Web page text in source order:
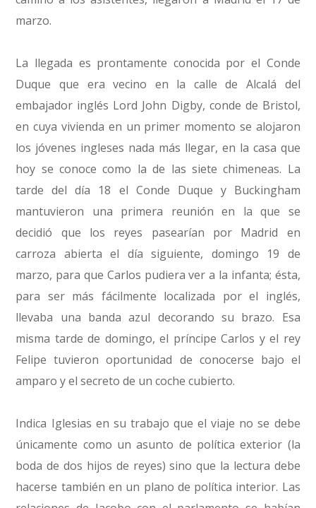
marzo.
La llegada es prontamente conocida por el Conde
Duque que era vecino en la calle de Alcalá del
embajador inglés Lord John Digby, conde de Bristol,
en cuya vivienda en un primer momento se alojaron
los jóvenes ingleses nada más llegar, en la casa que
hoy se conoce como la de las siete chimeneas. La
tarde del día 18 el Conde Duque y Buckingham
mantuvieron una primera reunión en la que se
decidió que los reyes pasearían por Madrid en
carroza abierta el día siguiente, domingo 19 de
marzo, para que Carlos pudiera ver a la infanta; ésta,
para ser más fácilmente localizada por el inglés,
llevaba una banda azul decorando su brazo. Esa
misma tarde de domingo, el príncipe Carlos y el rey
Felipe tuvieron oportunidad de conocerse bajo el
amparo y el secreto de un coche cubierto.
Indica Iglesias en su trabajo que el viaje no se debe
únicamente como un asunto de política exterior (la
boda de dos hijos de reyes) sino que la lectura debe
hacerse también en un plano de política interior. Las